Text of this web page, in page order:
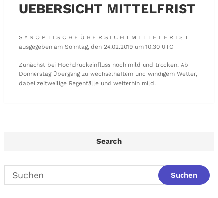
UEBERSICHT MITTELFRIST
S Y N O P T I S C H E Ü B E R S I C H T M I T T E L F R I S T
ausgegeben am Sonntag, den 24.02.2019 um 10.30 UTC
Zunächst bei Hochdruckeinfluss noch mild und trocken. Ab
Donnerstag Übergang zu wechselhaftem und windigem Wetter,
dabei zeitweilige Regenfälle und weiterhin mild.
Search